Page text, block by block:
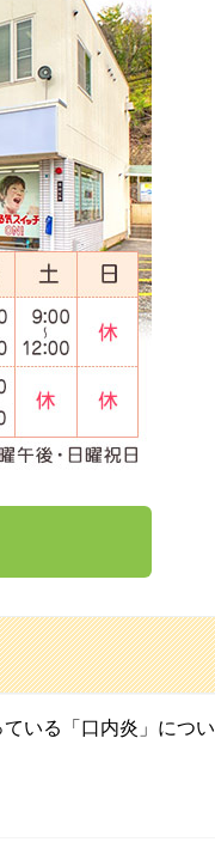
いる「口内炎」につい